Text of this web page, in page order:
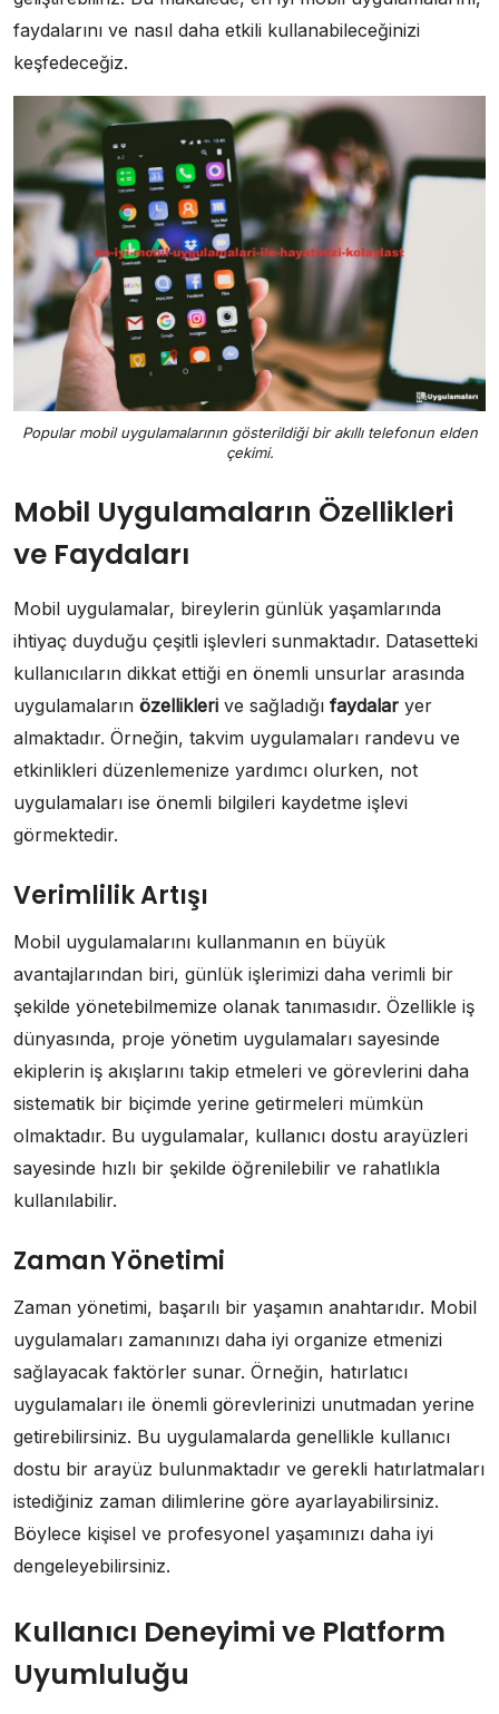
faydalarını ve nasıl daha etkili kullanabileceğinizi
keşfedeceğiz.
Popular mobil uygulamalarının gösterildiği bir akıllı telefonun elden
çekimi.
Mobil Uygulamaların Özellikleri
ve Faydaları
Mobil uygulamalar, bireylerin günlük yaşamlarında
ihtiyaç duyduğu çeşitli işlevleri sunmaktadır. Datasetteki
kullanıcıların dikkat ettiği en önemli unsurlar arasında
uygulamaların özellikleri ve sağladığı faydalar yer
almaktadır. Örneğin, takvim uygulamaları randevu ve
etkinlikleri düzenlemenize yardımcı olurken, not
uygulamaları ise önemli bilgileri kaydetme işlevi
görmektedir.
Verimlilik Artışı
Mobil uygulamalarını kullanmanın en büyük
avantajlarından biri, günlük işlerimizi daha verimli bir
şekilde yönetebilmemize olanak tanımasıdır. Özellikle iş
dünyasında, proje yönetim uygulamaları sayesinde
ekiplerin iş akışlarını takip etmeleri ve görevlerini daha
sistematik bir biçimde yerine getirmeleri mümkün
olmaktadır. Bu uygulamalar, kullanıcı dostu arayüzleri
sayesinde hızlı bir şekilde öğrenilebilir ve rahatlıkla
kullanılabilir.
Zaman Yönetimi
Zaman yönetimi, başarılı bir yaşamın anahtarıdır. Mobil
uygulamaları zamanınızı daha iyi organize etmenizi
sağlayacak faktörler sunar. Örneğin, hatırlatıcı
uygulamaları ile önemli görevlerinizi unutmadan yerine
getirebilirsiniz. Bu uygulamalarda genellikle kullanıcı
dostu bir arayüz bulunmaktadır ve gerekli hatırlatmaları
istediğiniz zaman dilimlerine göre ayarlayabilirsiniz.
Böylece kişisel ve profesyonel yaşamınızı daha iyi
dengeleyebilirsiniz.
Kullanıcı Deneyimi ve Platform
Uyumluluğu